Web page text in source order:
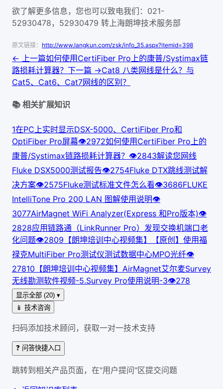
欲了解更多信息，您也可以致电我们：021-
52930478，52930479 转上海朗坤技术服务部
原文链接： http://www.langkun.com/zsk/info_35.aspx?itemid=398
← 上一篇如何使用CertiFiber Pro上的康普/Systimax链
路损耗计算器？ 下一篇 →Cat8 八类网线是什么？与
Cat5、Cat6、Cat7网线的区别？
📚 相关扩展知识
1在PC上实时显示DSX-5000、CertiFiber Pro和
OptiFiber Pro屏幕👁2972如何使用CertiFiber Pro上的
康普/Systimax链路损耗计算器？ 👁2843解读您网线
Fluke DSX5000测试报告👁2754Fluke DTX跳线测试解
决方案👁2575Fluke测试标准文件怎么看👁3686FLUKE
IntelliTone Pro 200 LAN 图解使用说明👁
3077AirMagnet WiFi Analyzer(Express 和Pro版本)👁
2828应用链路通（LinkRunner Pro）发现交换机端口老
化问题👁2809 【朗坤培训中心视频集】【原创】使用福
禄克MultiFiber Pro测试仪测试数据中心MPO光纤👁
27810 【朗坤培训中心视频集】AirMagnet艾尔麦Survey
无线勘测软件视频-5.Survey Pro使用说明-3👁278
显示全部 (20) ▾
📱 技术咨询
扫码添加技术顾问，获取一对一技术支持
❓ 问答快捷入口
跳转到相关产品页面，在"用户提问"区提交问题